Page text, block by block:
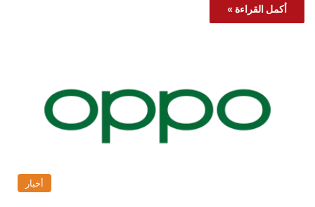
أكمل القراءة »
أخبار